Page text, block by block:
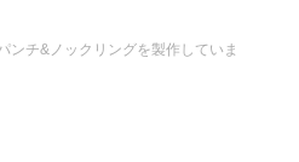
ンチ&ノックリングを製作していま